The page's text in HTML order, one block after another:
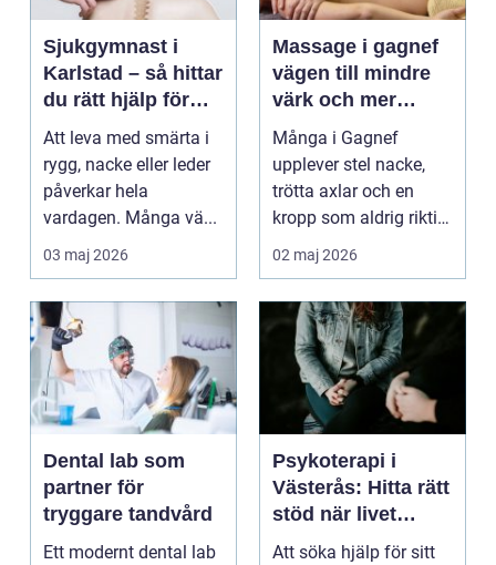
Sjukgymnast i
Karlstad – så hittar
du rätt hjälp för
smärta och rehab
Att leva med smärta i
rygg, nacke eller leder
påverkar hela
vardagen. Många vä...
03 maj 2026
Massage i gagnef
vägen till mindre
värk och mer
vardagsenergi
Många i Gagnef
upplever stel nacke,
trötta axlar och en
kropp som aldrig riktigt
hinner återhämta si...
02 maj 2026
Dental lab som
partner för
tryggare tandvård
Ett modernt dental lab
Psykoterapi i
Västerås: Hitta rätt
stöd när livet
skaver
Att söka hjälp för sitt